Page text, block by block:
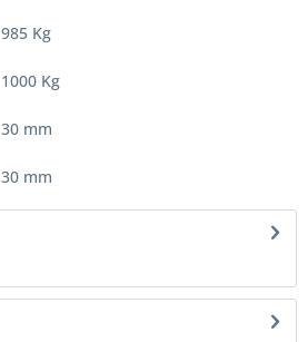
985 Kg
1000 Kg
30 mm
30 mm